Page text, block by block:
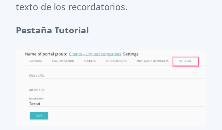
texto de los recordatorios.
Pestaña Tutorial